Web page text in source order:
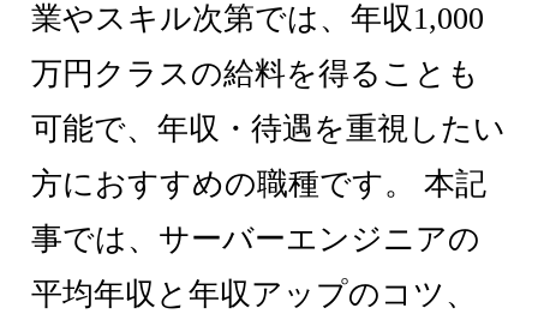
業やスキル次第では、年収1,000
万円クラスの給料を得ることも
可能で、年収・待遇を重視したい
方におすすめの職種です。 本記
事では、サーバーエンジニアの
平均年収と年収アップのコツ、